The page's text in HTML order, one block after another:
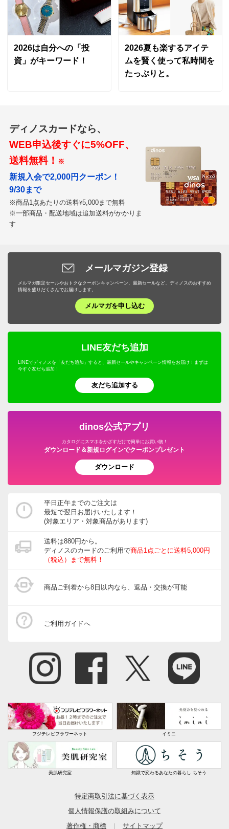
2026は自分への「投
資」がキーワード！
2026夏も楽するアイテ
ムを賢く使って私時間を
たっぷりと。
ディノスカードなら、
WEB申込後すぐに5%OFF、
送料無料！ ※
新規入会で2,000円クーポン！
9/30まで
※商品1点あたりの送料¥5,000まで無料
※一部商品・配送地域は追加送料がかかりま
す
メールマガジン登録
メルマガ限定セールやおトクなクーポンキャンペーン、最新セールなど、ディノスのおすすめ
情報を盛りだくさんでお届けします。
メルマガを申し込む
LINE友だち追加
LINEでディノスを「友だち追加」すると、最新セールやキャンペーン情報をお届け！まずは
今すぐ友だち追加！
友だち追加する
dinos公式アプリ
カタログにスマホをかざすだけで簡単にお買い物！
ダウンロード＆新規ログインでクーポンプレゼント
ダウンロード
平日正午までのご注文は
最短で翌日お届けいたします！
(対象エリア・対象商品があります)
送料は880円から。
ディノスのカードのご利用で商品1点ごとに送料5,000円
（税込）まで無料！
商品ご到着から8日以内なら、返品・交換が可能
ご利用ガイドへ
フジテレビフラワーネット イミニ
美肌研究室 知識で変わるあなたの暮らし ちそう
特定商取引法に基づく表示
個人情報保護の取組みについて
著作権・商標
サイトマップ